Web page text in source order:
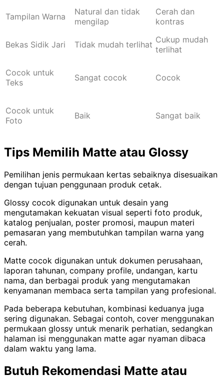
Tampilan Warna
Natural dan tidak
mengilap
Cerah dan
kontras
Bekas Sidik Jari Tidak mudah terlihat Cukup mudah
terlihat
Cocok untuk
Teks
Sangat cocok Cocok
Cocok untuk
Foto
Baik Sangat baik
Tips Memilih Matte atau Glossy
Pemilihan jenis permukaan kertas sebaiknya disesuaikan
dengan tujuan penggunaan produk cetak.
Glossy cocok digunakan untuk desain yang
mengutamakan kekuatan visual seperti foto produk,
katalog penjualan, poster promosi, maupun materi
pemasaran yang membutuhkan tampilan warna yang
cerah.
Matte cocok digunakan untuk dokumen perusahaan,
laporan tahunan, company profile, undangan, kartu
nama, dan berbagai produk yang mengutamakan
kenyamanan membaca serta tampilan yang profesional.
Pada beberapa kebutuhan, kombinasi keduanya juga
sering digunakan. Sebagai contoh, cover menggunakan
permukaan glossy untuk menarik perhatian, sedangkan
halaman isi menggunakan matte agar nyaman dibaca
dalam waktu yang lama.
Butuh Rekomendasi Matte atau